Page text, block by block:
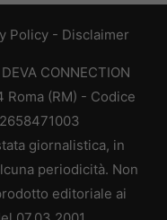
Policy - Disclaimer
CONNECTION
Roma (RM) - Codice
giornalistica, in
periodicità. Non
editoriale ai